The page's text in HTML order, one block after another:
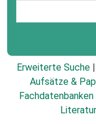
Erweiterte Suche
Aufsätze &
Fachdatenbanken